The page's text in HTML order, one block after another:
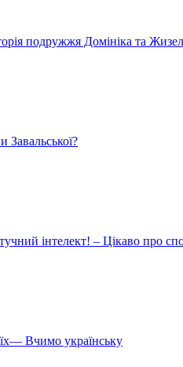
подружжя Домініка та
Завальської?
інтелект! – Цікаво про
їх— Вчимо українську